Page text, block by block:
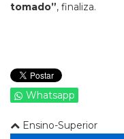
tomado”, finaliza.
Whatsapp
Ensino-Superior